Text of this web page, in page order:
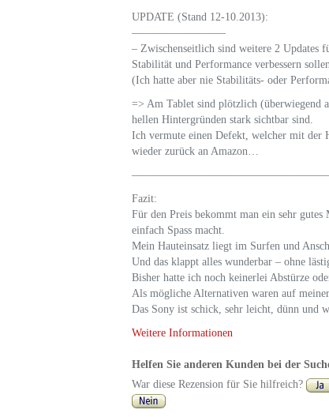
UPDATE (Stand 12-10.2013):
————————–
– Zwischenseitlich sind weitere 2 Updates
Stabilität und Performance verbessern
(Ich hatte aber nie Stabilitäts- oder
=> Am Tablet sind plötzlich (überwiegend
hellen Hintergründen stark sichtbar sind.
Ich vermute einen Defekt, welcher mit der
wieder zurück an Amazon…
Fazit:
Für den Preis bekommt man ein sehr
einfach Spass macht.
Mein Hauteinsatz liegt im Surfen und
Und das klappt alles wunderbar – ohne
Bisher hatte ich noch keinerlei Abstürze
Als mögliche Alternativen waren auf
Das Sony ist schick, sehr leicht, dünn und
Weitere Informationen
Helfen Sie anderen Kunden bei der
War diese Rezension für Sie hilfreich?